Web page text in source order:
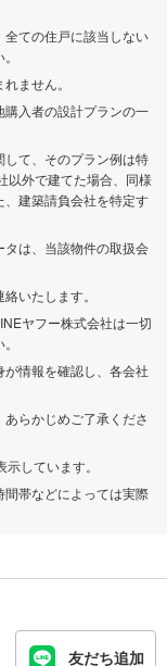
全ての住戸に該当しない
ません。
購入者の設計プランの一
して、そのプラン例は特
以外で建てた場合、同様
建築請負会社を特定す
は、当該物件の取扱会
いたします。
ヤフー株式会社は一切
情報を確認し、各会社
らかじめご了承くださ
しています。
帯などによっては実際
友だち追加